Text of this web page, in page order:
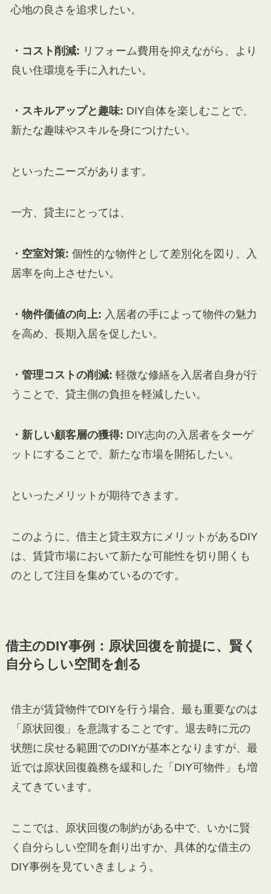
心地の良さを追求したい。
・コスト削減: リフォーム費用を抑えながら、より
良い住環境を手に入れたい。
・スキルアップと趣味: DIY自体を楽しむことで、
新たな趣味やスキルを身につけたい。
といったニーズがあります。
一方、貸主にとっては、
・空室対策: 個性的な物件として差別化を図り、入
居率を向上させたい。
・物件価値の向上: 入居者の手によって物件の魅力
を高め、長期入居を促したい。
・管理コストの削減: 軽微な修繕を入居者自身が行
うことで、貸主側の負担を軽減したい。
・新しい顧客層の獲得: DIY志向の入居者をターゲ
ットにすることで、新たな市場を開拓したい。
といったメリットが期待できます。
このように、借主と貸主双方にメリットがあるDIY
は、賃貸市場において新たな可能性を切り開くも
のとして注目を集めているのです。
借主のDIY事例：原状回復を前提に、賢く
自分らしい空間を創る
借主が賃貸物件でDIYを行う場合、最も重要なのは
「原状回復」を意識することです。退去時に元の
状態に戻せる範囲でのDIYが基本となりますが、最
近では原状回復義務を緩和した「DIY可物件」も増
えてきています。
ここでは、原状回復の制約がある中で、いかに賢
く自分らしい空間を創り出すか、具体的な借主の
DIY事例を見ていきましょう。